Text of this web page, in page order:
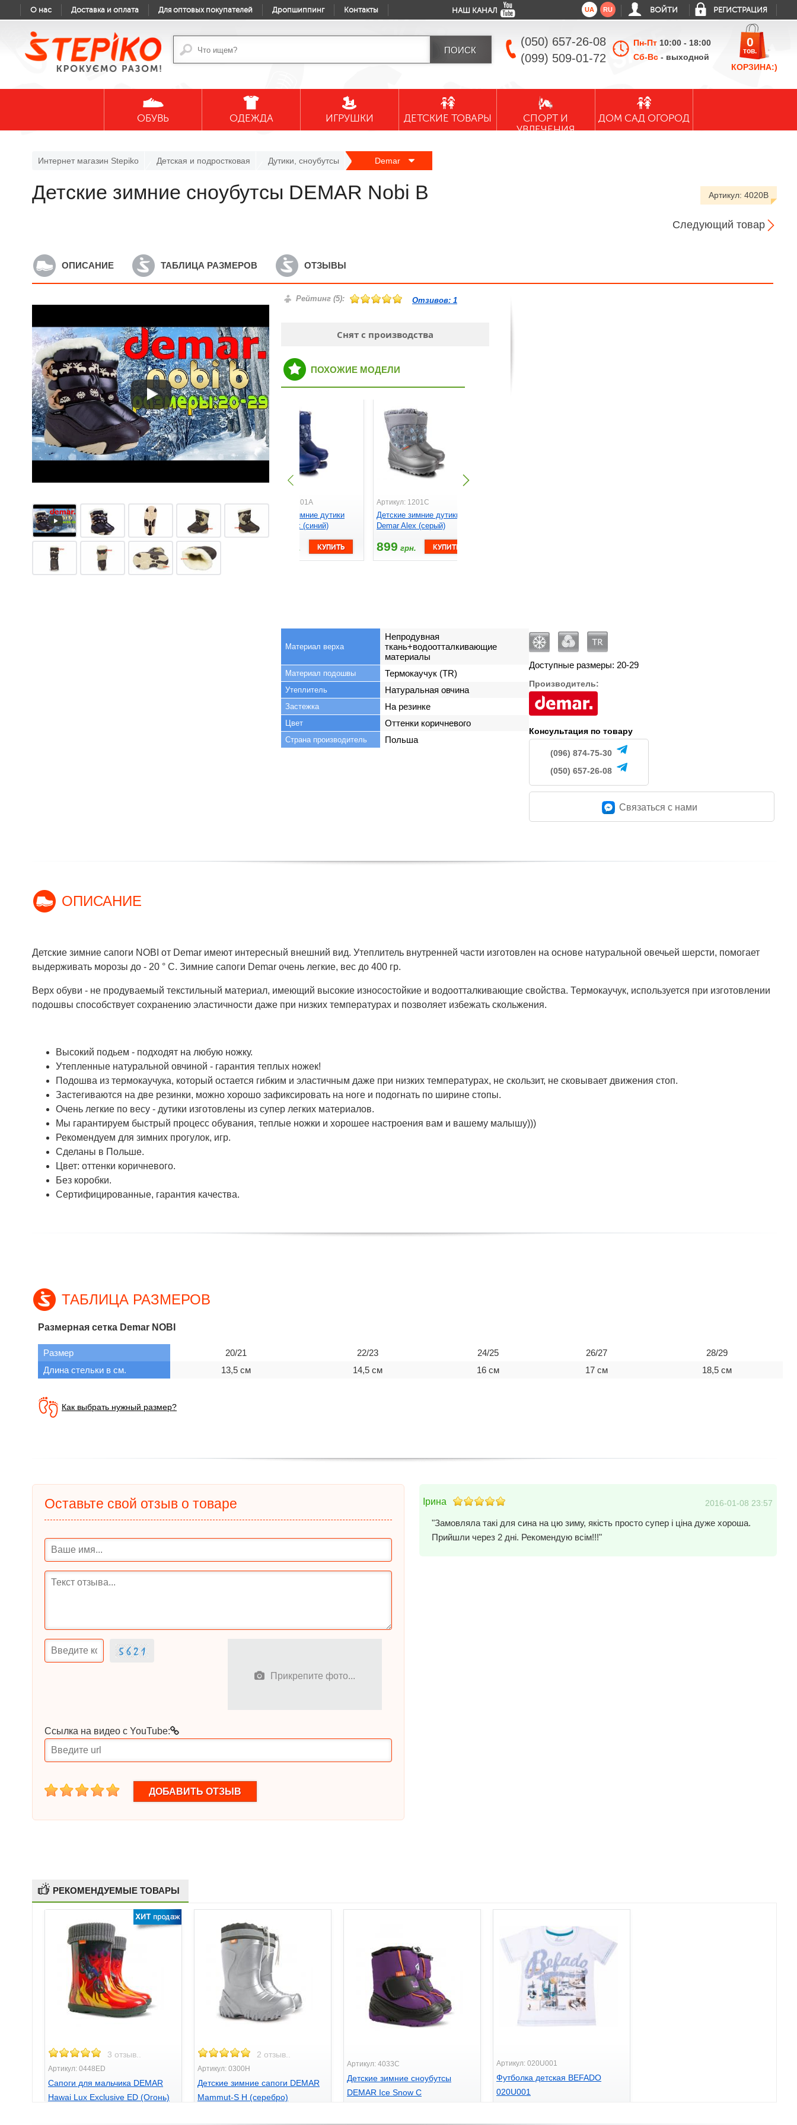
О нас Доставка и оплата Для оптовых покупателей Дропшиппинг Контакты НАШ КАНАЛ UA RU ВОЙТИ РЕГИСТРАЦИЯ
(050) 657-26-08
(099) 509-01-72
Пн-Пт 10:00 - 18:00
Сб-Вс - выходной
КОРЗИНА:)
0
тов.
ОБУВЬ ОДЕЖДА ИГРУШКИ ДЕТСКИЕ ТОВАРЫ
СПОРТ И
УВЛЕЧЕНИЯ
ДОМ САД ОГОРОД
Интернет магазин Stepiko Детская и подростковая Дутики, сноубутсы Demar
Детские зимние сноубутсы DEMAR Nobi B Артикул: 4020B
Следующий товар
ОПИСАНИЕ ТАБЛИЦА РАЗМЕРОВ ОТЗЫВЫ
Рейтинг (5): Отзивов: 1
Снят с производства
ПОХОЖИЕ МОДЕЛИ
Артикул: 4010NE
Детские зимние дутики
Demar Snowmen 2 Silver
NE
779грн.
Артикул: 1201A
Детские зимние дутики
Demar Alex (синий)
грн.
Артикул: 1201C
Детские зимние дутики
Demar Alex (серый)
899 грн.
Материал верха
Непродувная
ткань+водоотталкивающие
материалы
Материал подошвы Термокаучук (TR)
Утеплитель Натуральная овчина
Застежка На резинке
Цвет Оттенки коричневого
Страна производитель Польша
Доступные размеры: 20-29
Производитель:
Консультация по товару
(096) 874-75-30
(050) 657-26-08
Связаться c нами
ОПИСАНИЕ
Детские зимние сапоги NOBI от Demar имеют интересный внешний вид. Утеплитель внутренней части изготовлен на основе натуральной овечьей шерсти, помогает
выдерживать морозы до - 20 ° C. Зимние сапоги Demar очень легкие, вес до 400 гр.
Верх обуви - не продуваемый текстильный материал, имеющий высокие износостойкие и водоотталкивающие свойства. Термокаучук, используется при изготовлении
подошвы способствует сохранению эластичности даже при низких температурах и позволяет избежать скольжения.
Высокий подьем - подходят на любую ножку.
Утепленные натуральной овчиной - гарантия теплых ножек!
Подошва из термокаучука, который остается гибким и эластичным даже при низких температурах, не скользит, не сковывает движения стоп.
Застегиваются на две резинки, можно хорошо зафиксировать на ноге и подогнать по ширине стопы.
Очень легкие по весу - дутики изготовлены из супер легких материалов.
Мы гарантируем быстрый процесс обувания, теплые ножки и хорошее настроения вам и вашему малышу)))
Рекомендуем для зимних прогулок, игр.
Сделаны в Польше.
Цвет: оттенки коричневого.
Без коробки.
Сертифицированные, гарантия качества.
ТАБЛИЦА РАЗМЕРОВ
Размерная сетка Demar NOBI
Размер 20/21 22/23 24/25 26/27
28/29
Длина стельки в см.
13,5 см 14,5 см 16 см 17 см 18,5 см
Как выбрать нужный размер?
Оставьте свой отзыв о товаре
Прикрепите фото...
Ссылка на видео с YouTube:
1 2 3 4 5
Ірина 2016-01-08 23:57
"Замовляла такі для сина на цю зиму, якість просто супер і ціна дуже хороша.
Прийшли через 2 дні. Рекомендую всім!!!"
РЕКОМЕНДУЕМЫЕ ТОВАРЫ
3 отзыв..
Артикул: 0448ED
Сапоги для мальчика DEMAR
Hawai Lux Exclusive ED (Огонь)
2 отзыв..
Артикул: 0300H
Детские зимние сапоги DEMAR
Mammut-S H (серебро)
725грн.
Артикул: 4033C
Детские зимние сноубутсы
DEMAR Ice Snow C
Артикул: 020U001
Футболка детская BEFADO
020U001